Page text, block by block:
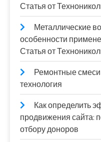
Статья от
Металлические
особенности
Статья от
Ремонтные
технология
Как определить
продвижения сайта:
отбору доноров